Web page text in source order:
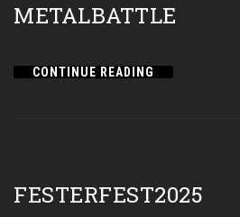
METALBATTLE
CONTINUE READING
FESTERFEST2025